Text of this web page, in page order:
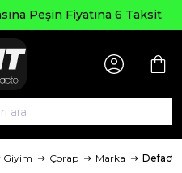
Peşin Fiyatına 6 Taksit
Giyim Çorap Marka Defacto